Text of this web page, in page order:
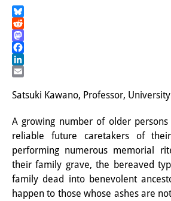
奨学生
研修生
研究活動
研究活動の概要
研究クラスター
Bluesky
Reddit
Mastodon
Facebook
LinkedIn
Satsuki Kawano, Professor,
A growing number of older
reliable future caretakers of
performing numerous memorial
their family grave, the bereaved
family dead into benevolent
happen to those whose ashes are